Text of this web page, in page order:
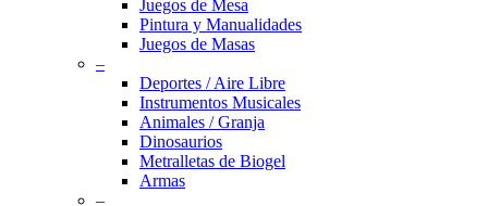
Juegos de Mesa
Pintura y Manualidades
Juegos de Masas
–
Deportes / Aire Libre
Instrumentos Musicales
Animales / Granja
Dinosaurios
Metralletas de Biogel
Armas
–